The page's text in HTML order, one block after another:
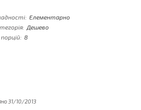
Елементарно
Дешево
8
31/10/2013